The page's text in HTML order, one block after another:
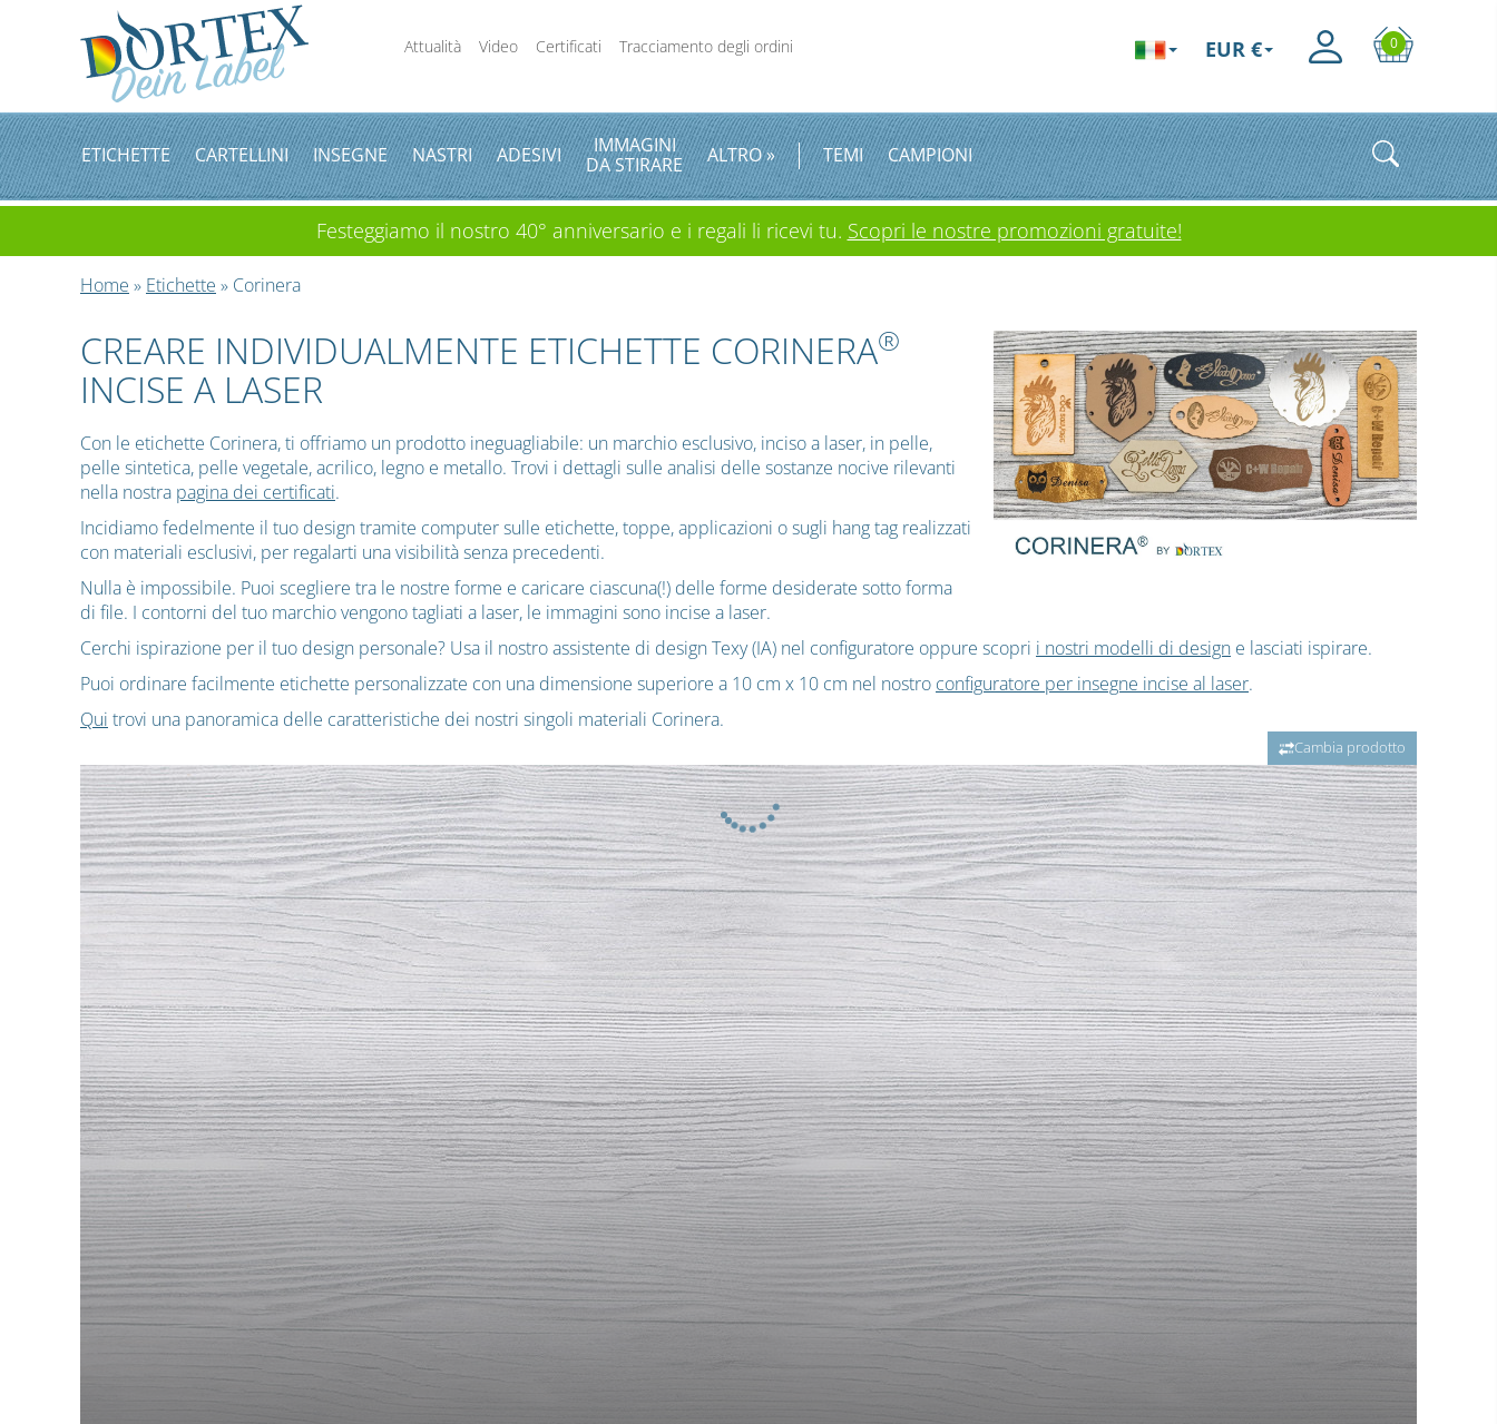
Attualità Video Certificati Tracciamento degli ordini 0
EUR €
ETICHETTE CARTELLINI INSEGNE NASTRI ADESIVI
IMMAGINI
DA STIRARE
ALTRO » TEMI CAMPIONI
Festeggiamo il nostro 40° anniversario e i regali li ricevi tu. Scopri le nostre promozioni gratuite!
Home » Etichette » Corinera
CREARE INDIVIDUALMENTE ETICHETTE CORINERA®
INCISE A LASER
Con le etichette Corinera, ti offriamo un prodotto ineguagliabile: un marchio esclusivo, inciso a laser, in pelle,
pelle sintetica, pelle vegetale, acrilico, legno e metallo. Trovi i dettagli sulle analisi delle sostanze nocive rilevanti
nella nostra pagina dei certificati.
Incidiamo fedelmente il tuo design tramite computer sulle etichette, toppe, applicazioni o sugli hang tag realizzati
con materiali esclusivi, per regalarti una visibilità senza precedenti.
Nulla è impossibile. Puoi scegliere tra le nostre forme e caricare ciascuna(!) delle forme desiderate sotto forma
di file. I contorni del tuo marchio vengono tagliati a laser, le immagini sono incise a laser.
Cerchi ispirazione per il tuo design personale? Usa il nostro assistente di design Texy (IA) nel configuratore oppure scopri i nostri modelli di design e lasciati ispirare.
Puoi ordinare facilmente etichette personalizzate con una dimensione superiore a 10 cm x 10 cm nel nostro configuratore per insegne incise al laser.
Qui trovi una panoramica delle caratteristiche dei nostri singoli materiali Corinera.